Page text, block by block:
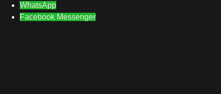
WhatsApp
Facebook Messenger